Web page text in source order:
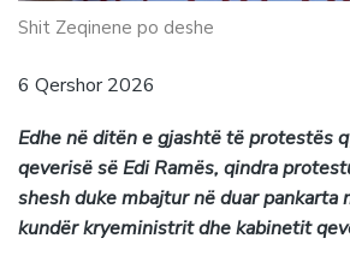
Shit Zeqinene po deshe
6 Qershor 2026
Edhe në ditën e gjashtë të protestës
qeverisë së Edi Ramës, qindra
shesh duke mbajtur në duar pankarta
kundër kryeministrit dhe kabinetit